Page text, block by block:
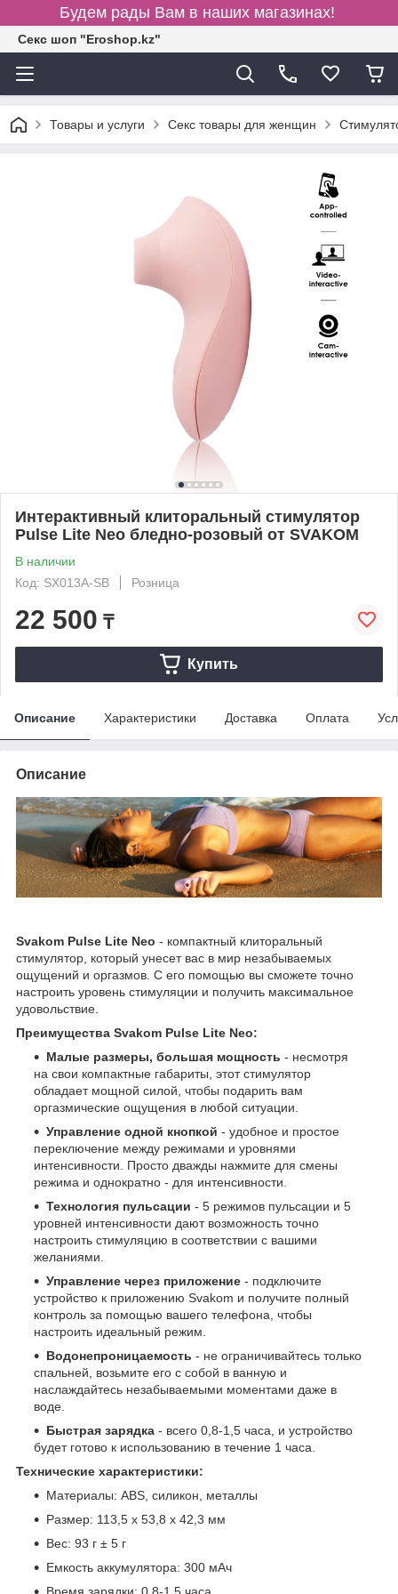
Будем рады Вам в наших магазинах!
Секс шоп "Eroshop.kz"
Товары и услуги Секс товары для женщин
Интерактивный клиторальный стимулятор
Pulse Lite Neo бледно-розовый от SVAKOM
В наличии
Код: SX013A-SB
Розница
22 500 ₸
Купить
Описание Характеристики Доставка Оплата
Описание
Svakom Pulse Lite Neo - компактный клиторальный
стимулятор, который унесет вас в мир незабываемых
ощущений и оргазмов. С его помощью вы сможете точно
настроить уровень стимуляции и получить максимальное
удовольствие.
Преимущества Svakom Pulse Lite Neo:
Малые размеры, большая мощность - несмотря
на свои компактные габариты, этот стимулятор
обладает мощной силой, чтобы подарить вам
оргазмические ощущения в любой ситуации.
Управление одной кнопкой - удобное и простое
переключение между режимами и уровнями
интенсивности. Просто дважды нажмите для смены
режима и однократно - для интенсивности.
Технология пульсации - 5 режимов пульсации и 5
уровней интенсивности дают возможность точно
настроить стимуляцию в соответствии с вашими
желаниями.
Управление через приложение - подключите
устройство к приложению Svakom и получите полный
контроль за помощью вашего телефона, чтобы
настроить идеальный режим.
Водонепроницаемость - не ограничивайтесь только
спальней, возьмите его с собой в ванную и
наслаждайтесь незабываемыми моментами даже в
воде.
Быстрая зарядка - всего 0,8-1,5 часа, и устройство
будет готово к использованию в течение 1 часа.
Технические характеристики:
Материалы: ABS, силикон, металлы
Размер: 113,5 x 53,8 x 42,3 мм
Вес: 93 г ± 5 г
Емкость аккумулятора: 300 мАч